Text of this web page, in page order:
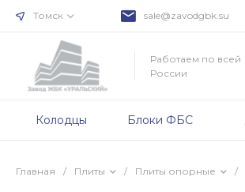
Томск sale@zavodgbk.su
Работаем по всей
России
Колодцы Блоки ФБС
Главная / Плиты / Плиты опорные /